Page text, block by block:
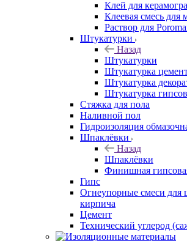
Клей для
Клеевая смесь для
Раствор для
Штукатурки
Назад
Штукатурки
Штукатурка
Штукатурка
Штукатурка
Стяжка для пола
Наливной пол
Гидроизоляция
Шпаклёвки
Назад
Шпаклёвки
Финишная
Гипс
Огнеупорные смеси для
кирпича
Цемент
Технический углерод